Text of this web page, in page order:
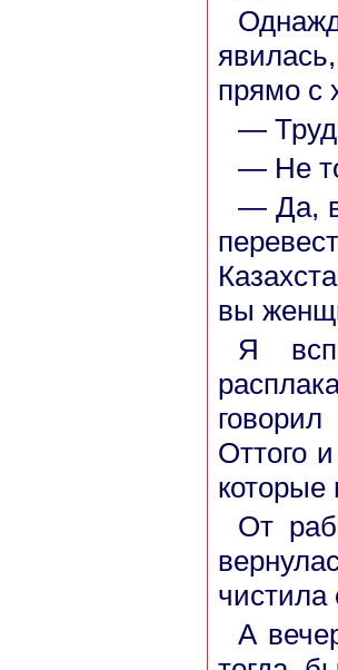
прямо с
—
— Не
— Да,
вы
Я
Оттого
которые
От
чистила
А